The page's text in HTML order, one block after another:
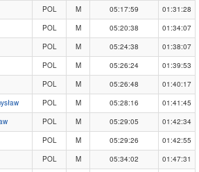
POL M 05:17:59
01:31:28
POL M 05:20:38
01:34:07
POL M 05:24:38
01:38:07
POL M 05:26:24
01:39:53
POL M 05:26:48
01:40:17
POL M 05:28:16
01:41:45
POL M 05:29:05
01:42:34
POL M 05:29:26
01:42:55
POL M 05:34:02
01:47:31